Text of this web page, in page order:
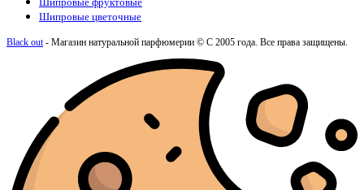
Шипровые цветочные
Black out- Магазин натуральной парфюмерии © С 2005 года. Все права защищены.